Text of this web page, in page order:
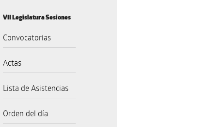
VII Legislatura Sesiones
Convocatorias
Actas
Lista de Asistencias
Orden del día